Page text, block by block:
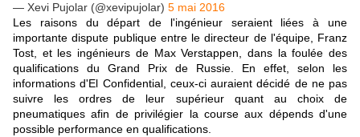
— Xevi Pujolar (@xevipujolar) 5 mai 2016
Les raisons du départ de l'ingénieur seraient liées à une
importante dispute publique entre le directeur de l'équipe, Franz
Tost, et les ingénieurs de Max Verstappen, dans la foulée des
qualifications du Grand Prix de Russie. En effet, selon les
informations d'El Confidential, ceux-ci auraient décidé de ne pas
suivre les ordres de leur supérieur quant au choix de
pneumatiques afin de privilégier la course aux dépends d'une
possible performance en qualifications.